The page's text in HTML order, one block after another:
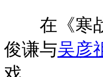
在《寒
俊谦与吴彦